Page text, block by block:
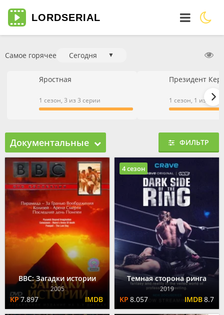
LORDSERIAL
Самое горячее Сегодня ▼
Яростная
1 сезон, 3 из 3 серии
Президент
1 сезон, 1 из 1
Документальные ФИЛЬТР
BBC: Загадки истории
2005
7.897
Темная сторона ринга
2019
8.057 8.7
4 сезон